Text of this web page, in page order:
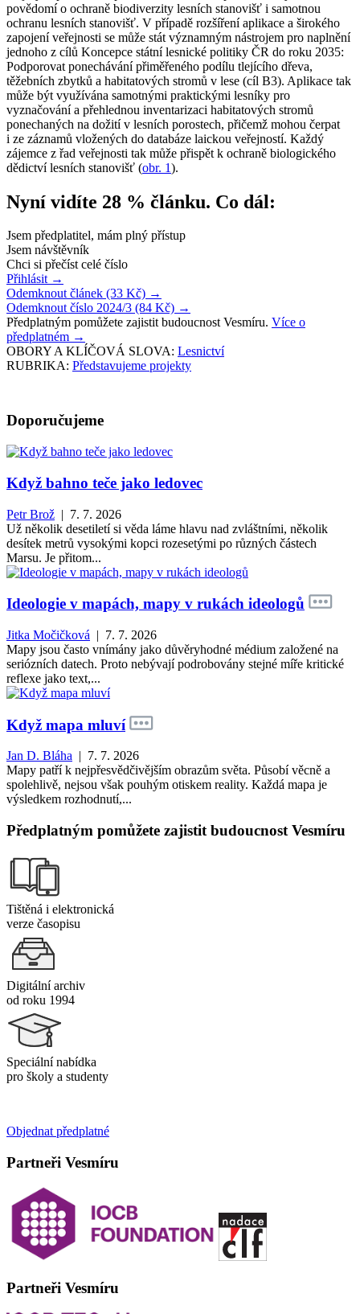
povědomí o ochraně biodiverzity lesních stanovišť i samotnou
ochranu lesních stanovišť. V případě rozšíření aplikace a širokého
zapojení veřejnosti se může stát významným nástrojem pro naplnění
jednoho z cílů Koncepce státní lesnické politiky ČR do roku 2035:
Podporovat ponechávání přiměřeného podílu tlejícího dřeva,
těžebních zbytků a habitatových stromů v lese (cíl B3). Aplikace tak
může být využívána samotnými praktickými lesníky pro
vyznačování a přehlednou inventarizaci habitatových stromů
ponechaných na dožití v lesních porostech, přičemž mohou čerpat
i ze záznamů vložených do databáze laickou veřejností. Každý
zájemce z řad veřejnosti tak může přispět k ochraně biologického
dědictví lesních stanovišť (obr. 1).
Nyní vidíte 28 % článku. Co dál:
Jsem předplatitel, mám plný přístup
Jsem návštěvník
Chci si přečíst celé číslo
Přihlásit →
Odemknout článek (33 Kč) →
Odemknout číslo 2024/3 (84 Kč) →
Předplatným pomůžete zajistit budoucnost Vesmíru. Více o
předplatném →
OBORY A KLÍČOVÁ SLOVA: Lesnictví
RUBRIKA: Představujeme projekty
Doporučujeme
Když bahno teče jako ledovec
Petr Brož | 7. 7. 2026
Už několik desetiletí si věda láme hlavu nad zvláštními, několik
desítek metrů vysokými kopci rozesetými po různých částech
Marsu. Je přitom...
Ideologie v mapách, mapy v rukách ideologů
Jitka Močičková | 7. 7. 2026
Mapy jsou často vnímány jako důvěryhodné médium založené na
seriózních datech. Proto nebývají podrobovány stejné míře kritické
reflexe jako text,...
Když mapa mluví
Jan D. Bláha | 7. 7. 2026
Mapy patří k nejpřesvědčivějším obrazům světa. Působí věcně a
spolehlivě, nejsou však pouhým otiskem reality. Každá mapa je
výsledkem rozhodnutí,...
Předplatným pomůžete zajistit budoucnost Vesmíru
Tištěná i elektronická
verze časopisu
Digitální archiv
od roku 1994
Speciální nabídka
pro školy a studenty
Objednat předplatné
Partneři Vesmíru
Partneři Vesmíru